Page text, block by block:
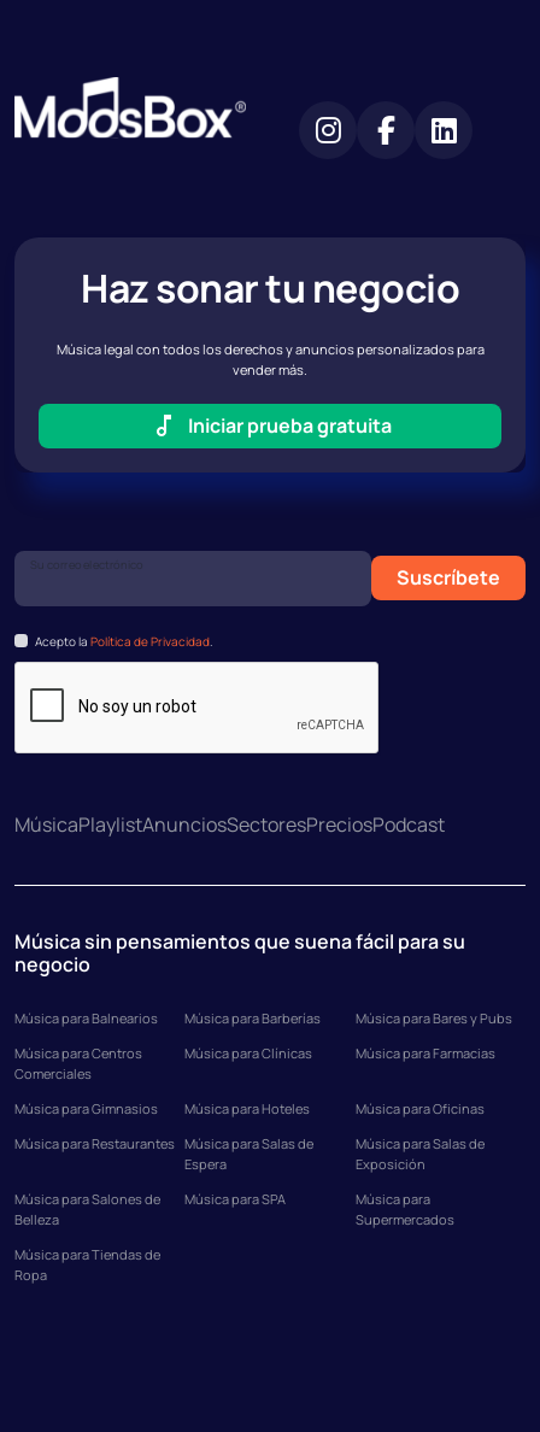
Haz sonar tu negocio
Música legal con todos los derechos y anuncios personalizados para
vender más.
Iniciar prueba gratuita
Su correo electrónico
Suscríbete
Acepto la Política de Privacidad.
MúsicaPlaylistAnunciosSectoresPreciosPodcast
Música sin pensamientos que suena fácil para su
negocio
Música para Balnearios Música para Barberías
Música para Bares y Pubs
Música para Centros
Comerciales
Música para Clínicas Música para Farmacias
Música para Gimnasios Música para Hoteles
Música para Oficinas
Música para Restaurantes Música para Salas de
Espera
Música para Salas de
Exposición
Música para Salones de
Belleza
Música para SPA
Música para
Supermercados
Música para Tiendas de
Ropa